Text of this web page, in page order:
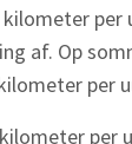
af. Op
per
per